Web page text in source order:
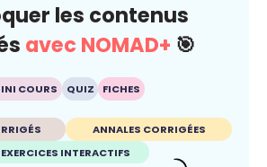
les contenus
avec NOMAD+ 🎯
COURS QUIZ FICHES
ANNALES CORRIGÉES
EXERCICES INTERACTIFS